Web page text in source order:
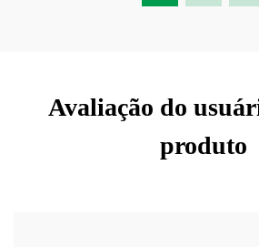
Avaliação do
produto